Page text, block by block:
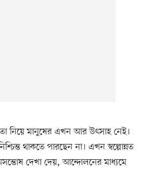
নিয়ে মানুষের এখন আর উৎসাহ নেই।
থাকতে পারছেন না। এখন স্বল্পোন্নত
দেখা দেয়, আন্দোলনের মাধ্যমে